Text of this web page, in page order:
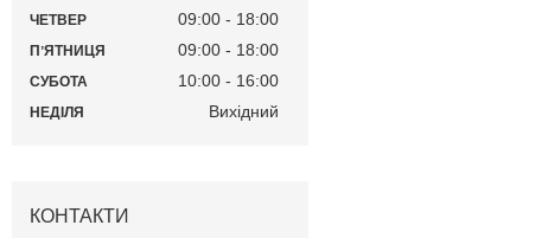
ЧЕТВЕР 09:00 18:00
ПʼЯТНИЦЯ 09:00 18:00
СУБОТА 10:00 16:00
НЕДІЛЯ Вихідний
КОНТАКТИ